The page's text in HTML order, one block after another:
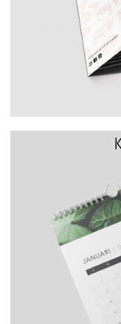
Bureaukalender of
kalenders